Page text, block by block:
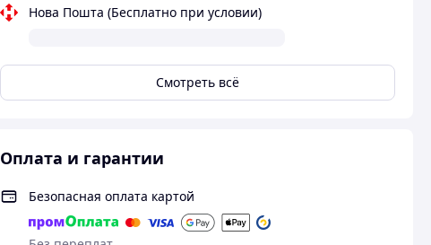
Нова Пошта (Бесплатно при условии)
Смотреть всё
Оплата и гарантии
Безопасная оплата картой